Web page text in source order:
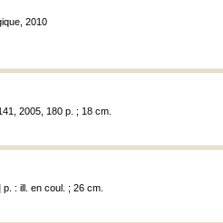
2010
2005, 180 p. ; 18 cm.
p. : ill. en coul. ; 26 cm.